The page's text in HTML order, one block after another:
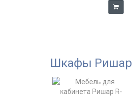
Шкафы Ришар